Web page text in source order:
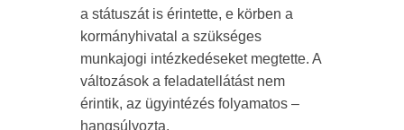
a státuszát is érintette, e körben a
kormányhivatal a szükséges
munkajogi intézkedéseket megtette. A
változások a feladatellátást nem
érintik, az ügyintézés folyamatos –
hangsúlyozta.